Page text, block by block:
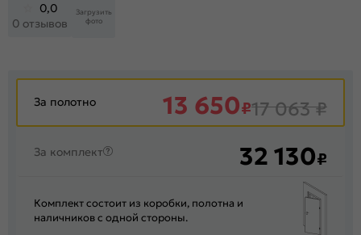
0,0
0 отзывов
Загрузить
фото
За полотно 13 650₽17 063₽
За комплект 32 130₽
Комплект состоит из коробки, полотна и
наличников с одной стороны.